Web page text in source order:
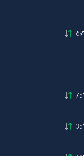
69'
75'
35'